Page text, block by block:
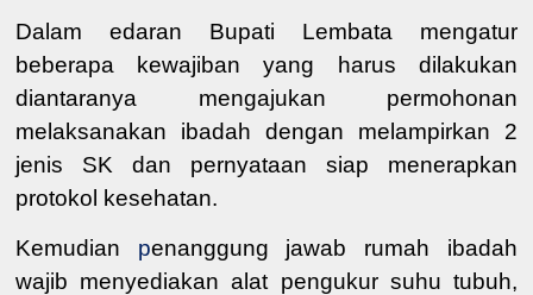
Dalamedaran Bupati Lembata mengatur
beberapa kewajiban yang harus dilakukan
diantaranya
mengajukan permohonan
melaksanakan ibadah dengan melampirkan 2
jenis SK
dan pernyataan siap menerapkan
protokol kesehatan.
Kemudian penanggung jawab rumah ibadah
wajib menyediakan alat pengukur suhu tubuh,